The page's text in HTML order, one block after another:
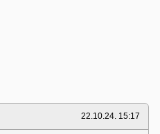
22.10.24. 15:17